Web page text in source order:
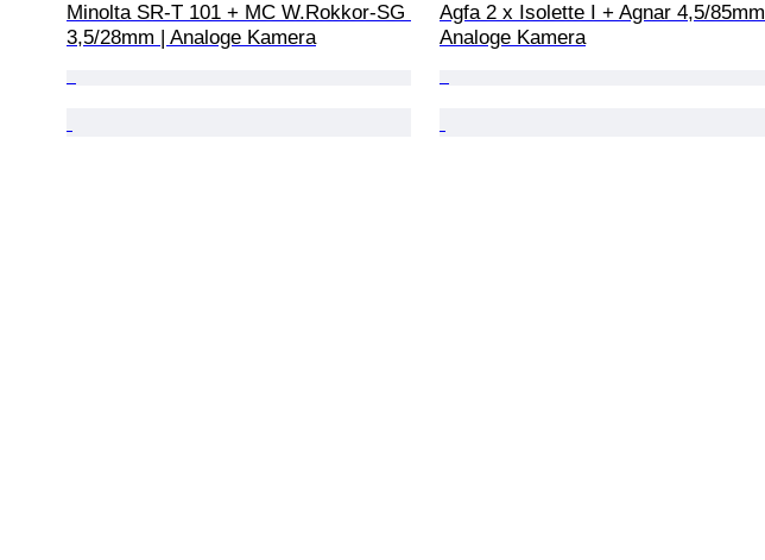
Minolta SR-T 101 + MC W.Rokkor-SG
3,5/28mm | Analoge Kamera
Agfa 2 x Isolette I + Agnar 4,5/85mm
Analoge Kamera